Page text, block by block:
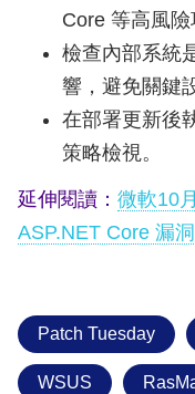
Core 等高風險
檢查內部系統
響，避免關鍵
在部署更新後
策略檢視。
延伸閱讀： 微軟10
ASP.NET Core 漏
Patch Tuesday
WSUS